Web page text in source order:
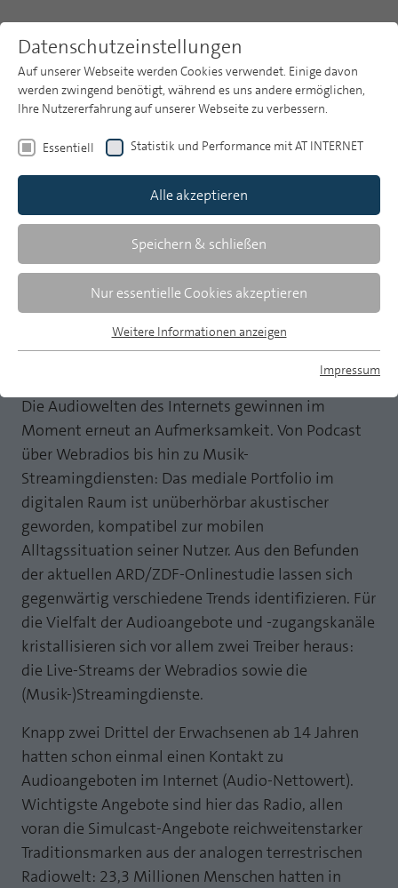
MP auf Mastodon
MP auf LinkedIn
Newsletter
Publikationsarchiv
Heft 9
Audiowelten im Wachstum: Zur
Radio-, Audio- und Streamingnutzung
im Internet
Ergebnisse der ARD/ZDF-Onlinestudie 2017
Die Audiowelten des Internets gewinnen im
Moment erneut an Aufmerksamkeit. Von Podcast
über Webradios bis hin zu Musik-
Streamingdiensten: Das mediale Portfolio im
digitalen Raum ist unüberhörbar akustischer
geworden, kompatibel zur mobilen
Alltagssituation seiner Nutzer. Aus den Befunden
der aktuellen ARD/ZDF-Onlinestudie lassen sich
gegenwärtig verschiedene Trends identifizieren. Für
die Vielfalt der Audioangebote und -zugangskanäle
kristallisieren sich vor allem zwei Treiber heraus:
die Live-Streams der Webradios sowie die
(Musik-)Streamingdienste.
Knapp zwei Drittel der Erwachsenen ab 14 Jahren
hatten schon einmal einen Kontakt zu
Audioangeboten im Internet (Audio-Nettowert).
Wichtigste Angebote sind hier das Radio, allen
voran die Simulcast-Angebote reichweitenstarker
Traditionsmarken aus der analogen terrestrischen
Radiowelt: 23,3 Millionen Menschen hatten in
Datenschutzeinstellungen
Auf unserer Webseite werden Cookies verwendet. Einige davon
werden zwingend benötigt, während es uns andere ermöglichen,
Ihre Nutzererfahrung auf unserer Webseite zu verbessern.
Essentiell Statistik und Performance mit AT INTERNET
Alle akzeptieren
Speichern & schließen
Nur essentielle Cookies akzeptieren
Essentielle Cookies werden für grundlegende Funktionen der
Webseite einwandfrei funktioniert.
Name fe_typo_user
Anbieter TYPO3
Zweck
Dieses Cookie ist ein Standard-Session-
Cookie von TYPO3. Es speichert im Falle
eines Benutzer-Logins die Session ID
wiedererkannt wird, um ihm Zugang zu
geschützten Bereichen zu gewähren.
Name
Anbieter
Laufzeit Ende der Sitzung
Zweck PHPs Standard Sitzungs Identifikation
Cookie-Informationen anzeigen
Statistik und Performance mit AT INTERNET
CROSS-DEVICE ANALYTICS LÖSUNG
Name atidvisitor
Anbieter AT INTERNET
Laufzeit 1 Jahr
Zweck
Cookie von AT INTERNET zur Steuerung der
erweiterten Script- und Ereignisbehandlung
Name atuserid
Anbieter AT INTERNET
Laufzeit 1 Jahr
Zweck
Cookie von AT INTERNET zur Steuerung der
erweiterten Script- und Ereignisbehandlung
Cookie-Informationen anzeigen
Weitere Informationen anzeigen
Impressum